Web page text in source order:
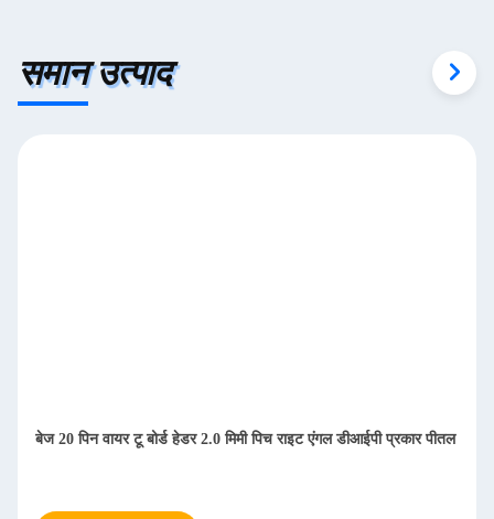
समान उत्पाद
बेज 20 पिन वायर टू बोर्ड हेडर 2.0 मिमी पिच राइट एंगल डीआईपी प्रकार पीतल